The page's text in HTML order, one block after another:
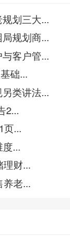
划三大...
规划商...
客户管...
础...
类讲法...
2...
页...
...
理财...
养老...